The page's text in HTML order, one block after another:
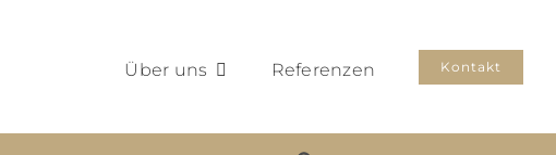
Über uns Referenzen Kontakt